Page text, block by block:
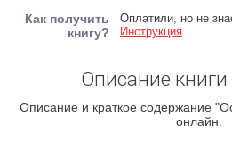
Как получить
книгу?
Оплатили, но не
Инструкция.
Описание книги
Описание и краткое содержание
онлайн.